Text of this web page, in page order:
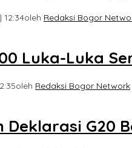
12:34oleh Redaksi Bogor
Luka-Luka
oleh Redaksi Bogor Network
Deklarasi G20